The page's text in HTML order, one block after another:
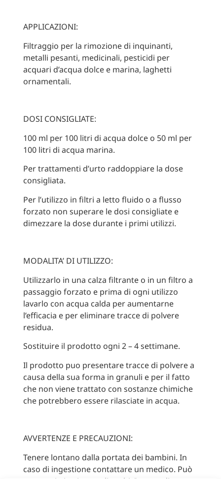
APPLICAZIONI:
Filtraggio per la rimozione di inquinanti,
metalli pesanti, medicinali, pesticidi per
acquari d’acqua dolce e marina, laghetti
ornamentali.
DOSI CONSIGLIATE:
100 ml per 100 litri di acqua dolce o 50 ml per
100 litri di acqua marina.
Per trattamenti d’urto raddoppiare la dose
consigliata.
Per l’utilizzo in filtri a letto fluido o a flusso
forzato non superare le dosi consigliate e
dimezzare la dose durante i primi utilizzi.
MODALITA’ DI UTILIZZO:
Utilizzarlo in una calza filtrante o in un filtro a
passaggio forzato e prima di ogni utilizzo
lavarlo con acqua calda per aumentarne
l’efficacia e per eliminare tracce di polvere
residua.
Sostituire il prodotto ogni 2 – 4 settimane.
Il prodotto puo presentare tracce di polvere a
causa della sua forma in granuli e per il fatto
che non viene trattato con sostanze chimiche
che potrebbero essere rilasciate in acqua.
AVVERTENZE E PRECAUZIONI:
Tenere lontano dalla portata dei bambini. In
caso di ingestione contattare un medico. Può